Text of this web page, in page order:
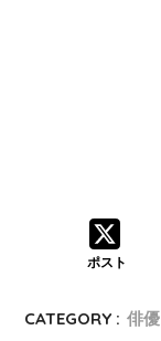
ポスト
CATEGORY : 俳優